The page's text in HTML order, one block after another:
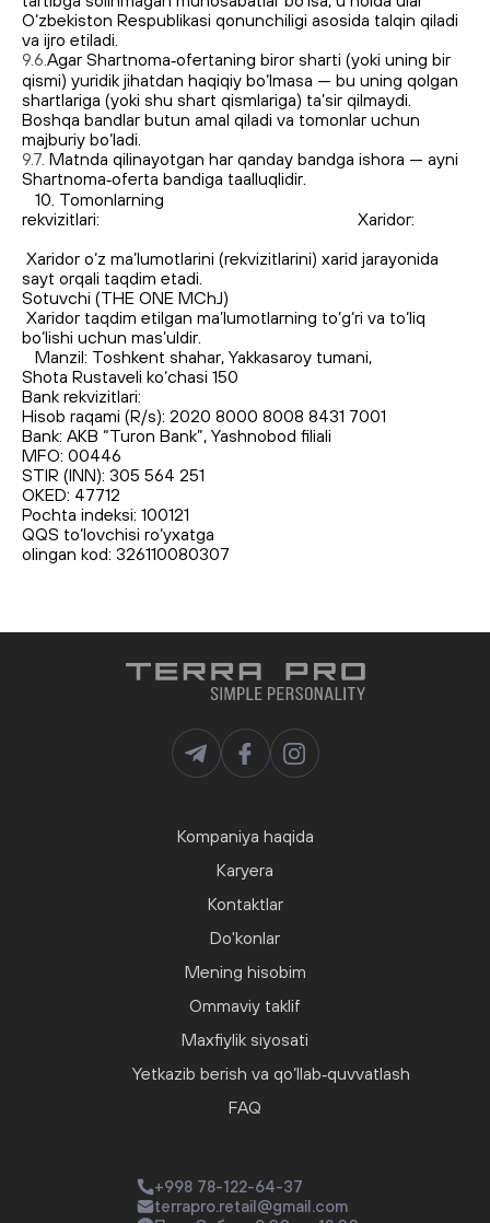
O‘zbekiston Respublikasi qonunchiligi asosida talqin qiladi
va ijro etiladi.
9.6. Agar Shartnoma‑ofertaning biror sharti (yoki uning bir
qismi) yuridik jihatdan haqiqiy bo‘lmasa — bu uning qolgan
shartlariga (yoki shu shart qismlariga) ta’sir qilmaydi.
Boshqa bandlar butun amal qiladi va tomonlar uchun
majburiy bo‘ladi.
9.7. Matnda qilinayotgan har qanday bandga ishora — ayni
Shartnoma‑oferta bandiga taalluqlidir.
10. Tomonlarning
rekvizitlari: Xaridor:
Xaridor o‘z ma’lumotlarini (rekvizitlarini) xarid jarayonida
sayt orqali taqdim etadi.
Sotuvchi (THE ONE MChJ)
Xaridor taqdim etilgan ma’lumotlarning to‘g‘ri va to‘liq
bo‘lishi uchun mas’uldir.
Manzil: Toshkent shahar, Yakkasaroy tumani,
Shota Rustaveli ko‘chasi 150
Bank rekvizitlari:
Hisob raqami (R/s): 2020 8000 8008 8431 7001
Bank: AKB “Turon Bank”, Yashnobod filiali
MFO: 00446
STIR (INN): 305 564 251
OKED: 47712
Pochta indeksi: 100121
QQS to‘lovchisi ro‘yxatga
olingan kod: 326110080307
Kompaniya haqida
Karyera
Kontaktlar
Do'konlar
Mening hisobim
Ommaviy taklif
Maxfiylik siyosati
Yetkazib berish va qo‘llab‑quvvatlash
FAQ
+998 78-122-64-37
terrapro.retail@gmail.com